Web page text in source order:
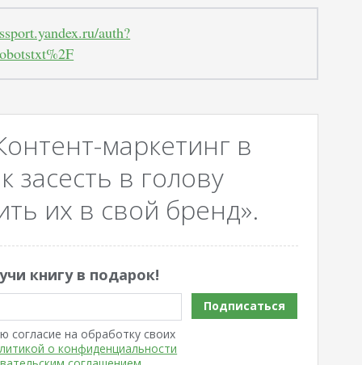
auth?
маркетинг в
засесть в голову
их в свой бренд».
книгу в подарок!
согласие на обработку своих
о конфиденциальности
Подписаться